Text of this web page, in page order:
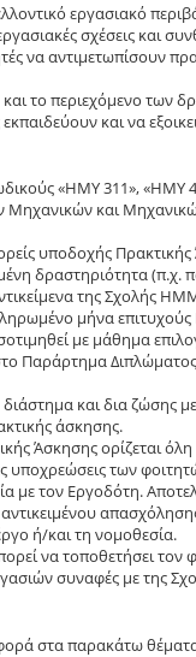
εργασιακό
σχέσεις και
να αντιμετωπίσουν
το περιεχόμενο των
και να
«ΗΜΥ 311»,
και
υποδοχής
δραστηριότητα (π.χ.
της Σχολής
μήνα
με μάθημα
Παράρτημα
και δια ζώσης
άσκησης.
Άσκησης ορίζεται
υποχρεώσεις των
με τον Εργοδότη.
ή/και τη νομοθεσία.
να τοποθετήσει
συναφές με της
στα παρακάτω